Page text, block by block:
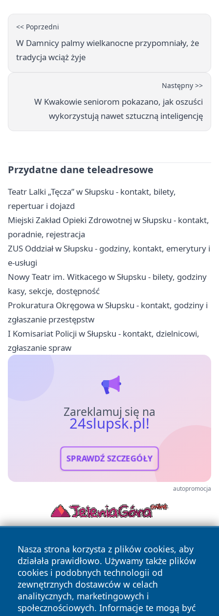
<< Poprzedni
W Damnicy palmy wielkanocne przypomniały, że
tradycja wciąż żyje
Następny >>
W Kwakowie seniorom pokazano, jak oszuści
wykorzystują nawet sztuczną inteligencję
Przydatne dane teleadresowe
Teatr Lalki „Tęcza” w Słupsku - kontakt, bilety,
repertuar i dojazd
Miejski Zakład Opieki Zdrowotnej w Słupsku - kontakt,
poradnie, rejestracja
ZUS Oddział w Słupsku - godziny, kontakt, emerytury i
e-usługi
Nowy Teatr im. Witkacego w Słupsku - bilety, godziny
kasy, sekcje, dostępność
Prokuratura Okręgowa w Słupsku - kontakt, godziny i
zgłaszanie przestępstw
I Komisariat Policji w Słupsku - kontakt, dzielnicowi,
zgłaszanie spraw
Zareklamuj się na
24slupsk.pl!
SPRAWDŹ SZCZEGÓŁY
autopromocja
Nasza strona korzysta z plików cookies, aby
działała prawidłowo. Używamy także plików
cookies i podobnych technologii od
zewnętrznych dostawców w celach
analitycznych, marketingowych i
społecznościowych. Informacje te mogą być
Copyright © 2026 24slupsk.pl Wszystkie prawa zastrzeżone.